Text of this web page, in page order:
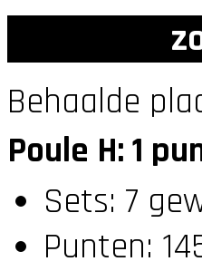
Behaalde
Poule H: 1
Sets: 7
Punten: